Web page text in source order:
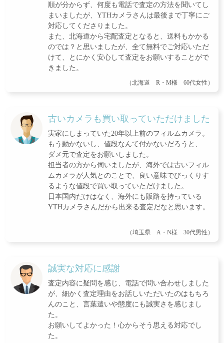
順が分からず、何度も電話で査定の方法を聞いてし
まいましたが、YTHカメラさんは最後まで丁寧にご
対応してくださりました。
また、北海道から宅配査定となると、送料もかかる
のでは？と思いましたが、全て無料でご対応いただ
けて、とにかく安心して査定をお願いすることがで
きました。
（北海道 R・M様 60代女性）
古いカメラも買い取っていただけました
実家にしまっていた20年以上前のフィルムカメラ。
もう動かないし、値段なんて付かないだろうと、
ダメ元で査定をお願いしました。
担当者の方から伺いましたが、海外では古いフィル
ムカメラが人気とのことで、良い意味でびっくりす
るような値段で買い取っていただけました。
日本国内だけはなく、海外にも販路を持っている
YTHカメラさんだから出来る査定だなと思います。
（埼玉県 A・N様 30代男性）
誠実な対応に感謝
査定内容に疑問を感じ、電話で問い合わせしました
が、細かく査定理由をお話しいただいたのはもちろ
んのこと、言葉遣いや態度にも誠実さを感じまし
た。
お願いしてよかった！心からそう思える対応でし
た。